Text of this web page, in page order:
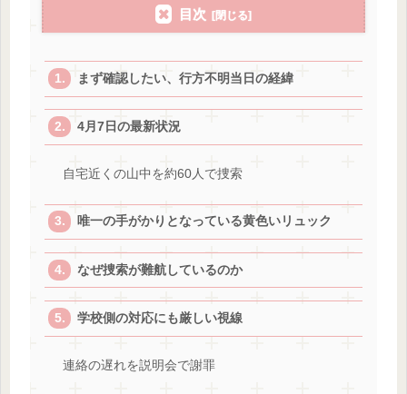
目次
まず確認したい、行方不明当日の経緯
4月7日の最新状況
自宅近くの山中を約60人で捜索
唯一の手がかりとなっている黄色いリュック
なぜ捜索が難航しているのか
学校側の対応にも厳しい視線
連絡の遅れを説明会で謝罪